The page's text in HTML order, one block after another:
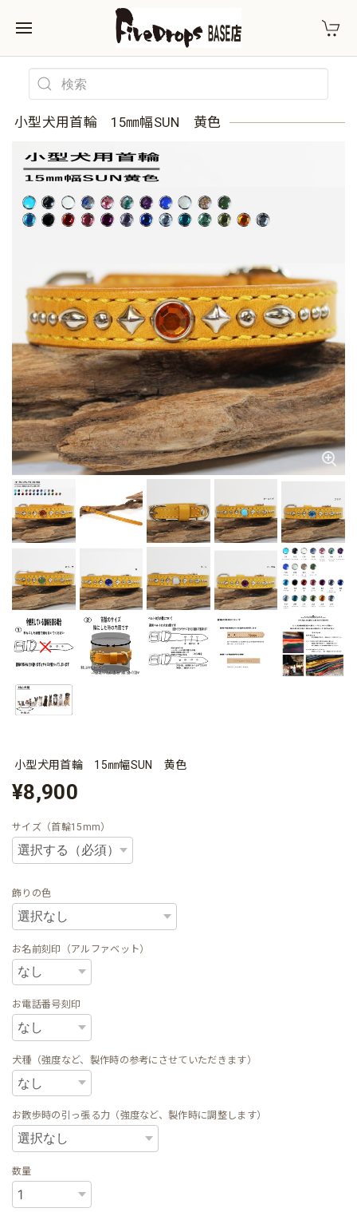
小型犬用首輪 15㎜幅SUN 黄色
小型犬用首輪 15㎜幅SUN 黄色
¥8,900
サイズ（首輪15mm）
飾りの色
お名前刻印（アルファベット）
お電話番号刻印
犬種（強度など、製作時の参考にさせていただきます）
お散歩時の引っ張る力（強度など、製作時に調整します）
数量